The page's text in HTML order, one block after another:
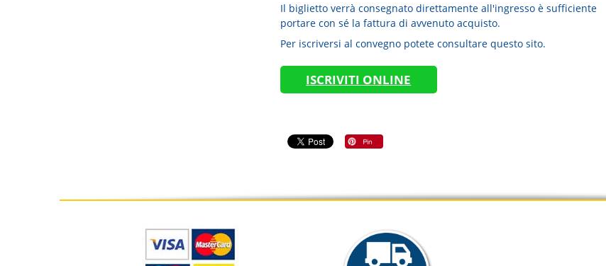
Il biglietto verrà consegnato direttamente all'ingresso è sufficiente
portare con sé la fattura di avvenuto acquisto.
Per iscriversi al convegno potete consultare questo sito.
ISCRIVITI ONLINE